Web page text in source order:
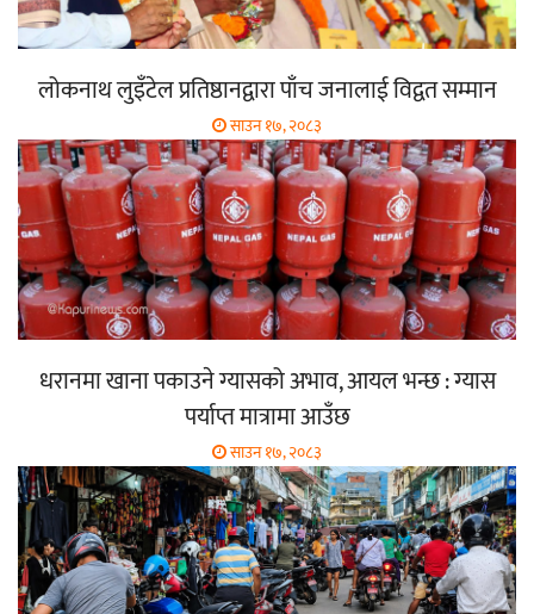
लोकनाथ लुइँटेल प्रतिष्ठानद्वारा पाँच जनालाई विद्वत सम्मान
साउन १७, २०८३
धरानमा खाना पकाउने ग्यासको अभाव, आयल भन्छ : ग्यास
पर्याप्त मात्रामा आउँछ
साउन १७, २०८३